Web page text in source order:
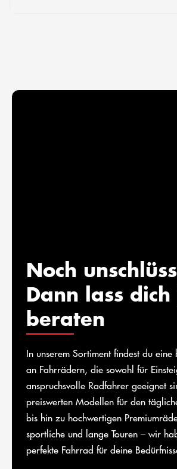
Noch
Dann lass
beraten
In unserem Sortiment findest du
an Fahrrädern, die sowohl für
anspruchsvolle Radfahrer geeignet
preiswerten Modellen für den
bis hin zu hochwertigen
sportliche und lange Touren – wir
perfekte Fahrrad für deine